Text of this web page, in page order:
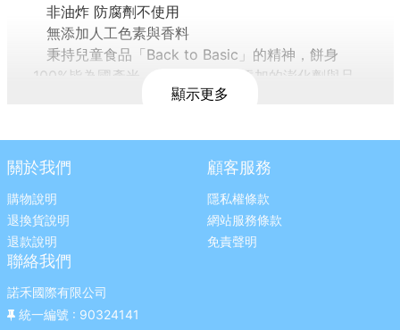
顯示更多
非油炸 防腐劑不使用
無添加人工色素與香料
秉持兒童食品「Back to Basic」的精神，餅身
100%皆為國產米，無一般餅乾常添加的澎化劑與品
質改良劑，天然無負擔。另外將「專利芽孢乳酸菌
子在吃米果時，補充營養，同時幫助消化道機能健
康，孩子享受香香的米果，媽媽也放心。
品，對其過敏者注意。請諮詢專業醫生建議後食用。
【小兒利撒爾 啾米乳酸菌夾心米果 蘋果(8入)】
每支添加日本孢子型乳酸菌LACRIS 15mg
質純米香X天然果甘甜
花蓮富麗米｜秉持「Back to Basic」的精神，採用
純淨水栽植好米。樸實、營養、無負擔。
關於我們
購物說明
退換貨說明
退款說明
顧客服務
隱私權條款
網站服務條款
免責聲明
聯絡我們
諾禾國際有限公司
統一編號 : 90324141